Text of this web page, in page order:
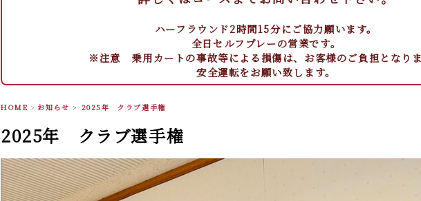
ハーフラウンド2時間15分にご協力願います。
全日セルフプレーの営業です。
※注意 乗用カートの事故等による損傷は、お客様のご負担となり
安全運転をお願い致します。
HOME > お知らせ > 2025年 クラブ選手権
2025年 クラブ選手権